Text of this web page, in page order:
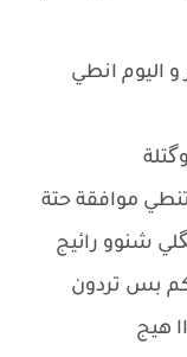
و اليوم انطي
تنطي موافقة حتة
شنوو رائيج
بس تردون
هيج